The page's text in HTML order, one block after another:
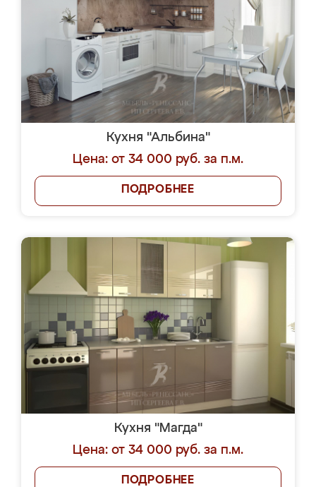
Кухня "Альбина"
Цена: от 34 000 руб. за п.м.
ПОДРОБНЕЕ
Кухня "Магда"
Цена: от 34 000 руб. за п.м.
ПОДРОБНЕЕ